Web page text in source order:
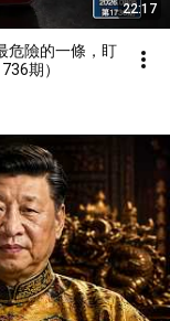
22:17
危險的一條，盯
期）